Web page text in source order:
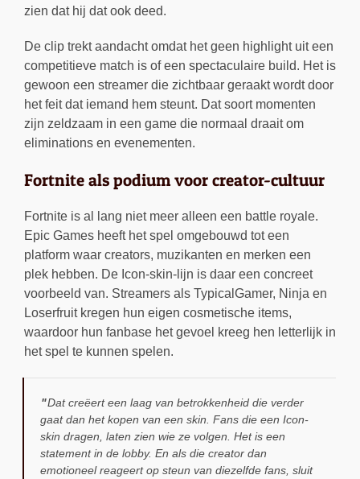
zien dat hij dat ook deed.
De clip trekt aandacht omdat het geen highlight uit een
competitieve match is of een spectaculaire build. Het is
gewoon een streamer die zichtbaar geraakt wordt door
het feit dat iemand hem steunt. Dat soort momenten
zijn zeldzaam in een game die normaal draait om
eliminations en evenementen.
Fortnite als podium voor creator-cultuur
Fortnite is al lang niet meer alleen een battle royale.
Epic Games heeft het spel omgebouwd tot een
platform waar creators, muzikanten en merken een
plek hebben. De Icon-skin-lijn is daar een concreet
voorbeeld van. Streamers als TypicalGamer, Ninja en
Loserfruit kregen hun eigen cosmetische items,
waardoor hun fanbase het gevoel kreeg hen letterlijk in
het spel te kunnen spelen.
Dat creëert een laag van betrokkenheid die verder
gaat dan het kopen van een skin. Fans die een Icon-
skin dragen, laten zien wie ze volgen. Het is een
statement in de lobby. En als die creator dan
emotioneel reageert op steun van diezelfde fans, sluit